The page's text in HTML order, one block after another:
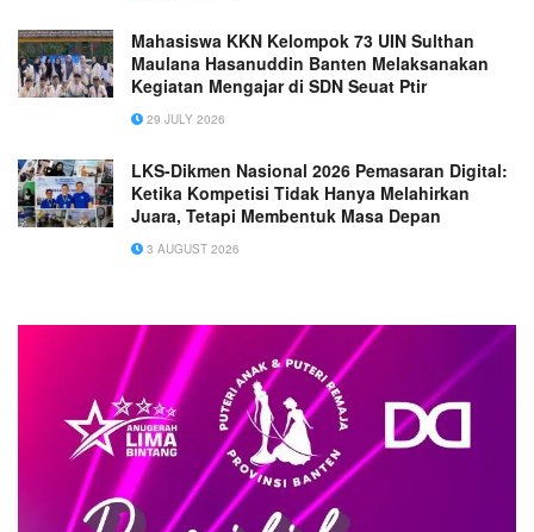
Mahasiswa KKN Kelompok 73 UIN Sulthan
Maulana Hasanuddin Banten Melaksanakan
Kegiatan Mengajar di SDN Seuat Ptir
29 JULY 2026
LKS-Dikmen Nasional 2026 Pemasaran Digital:
Ketika Kompetisi Tidak Hanya Melahirkan
Juara, Tetapi Membentuk Masa Depan
3 AUGUST 2026